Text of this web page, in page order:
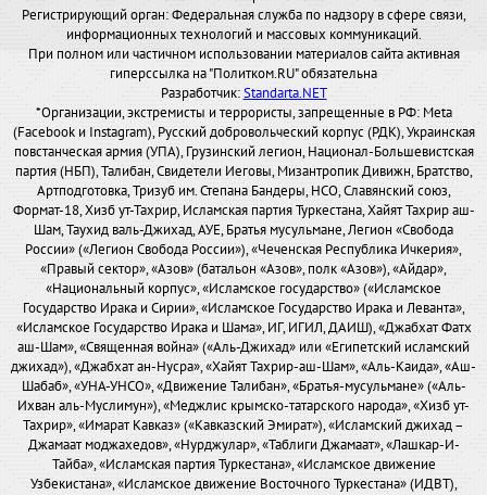
Регистрирующий орган: Федеральная служба по надзору в сфере связи,
информационных технологий и массовых коммуникаций.
При полном или частичном использовании материалов сайта активная
гиперссылка на "Политком.RU" обязательна
Разработчик:Standarta.NET
*Организации, экстремисты и террористы, запрещенные в РФ: Meta
(Facebook и Instagram), Русский добровольческий корпус (РДК), Украинская
повстанческая армия (УПА), Грузинский легион, Национал-Большевистская
партия (НБП), Талибан, Свидетели Иеговы, Мизантропик Дивижн, Братство,
Артподготовка, Тризуб им. Степана Бандеры, НСО, Славянский союз,
Формат-18, Хизб ут-Тахрир, Исламская партия Туркестана, Хайят Тахрир аш-
Шам, Таухид валь-Джихад, АУЕ, Братья мусульмане, Легион «Свобода
России» («Легион Свобода России»), «Чеченская Республика Ичкерия»,
«Правый сектор», «Азов» (батальон «Азов», полк «Азов»), «Айдар»,
«Национальный корпус», «Исламское государство» («Исламское
Государство Ирака и Сирии», «Исламское Государство Ирака и Леванта»,
«Исламское Государство Ирака и Шама», ИГ, ИГИЛ, ДАИШ), «Джабхат Фатх
аш-Шам», «Священная война» («Аль-Джихад» или «Египетский исламский
джихад»), «Джабхат ан-Нусра», «Хайят Тахрир-аш-Шам», «Аль-Каида», «Аш-
Шабаб», «УНА-УНСО», «Движение Талибан», «Братья-мусульмане» («Аль-
Ихван аль-Муслимун»), «Меджлис крымско-татарского народа», «Хизб ут-
Тахрир», «Имарат Кавказ» («Кавказский Эмират»), «Исламский джихад –
Джамаат моджахедов», «Нурджулар», «Таблиги Джамаат», «Лашкар-И-
Тайба», «Исламская партия Туркестана», «Исламское движение
Узбекистана», «Исламское движение Восточного Туркестана» (ИДВТ),